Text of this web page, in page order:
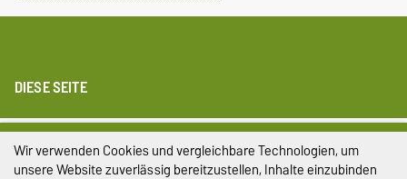
DIESE SEITE
Impressum
Datenschutz
Wir verwenden Cookies und vergleichbare Technologien, um
unsere Website zuverlässig bereitzustellen, Inhalte einzubinden